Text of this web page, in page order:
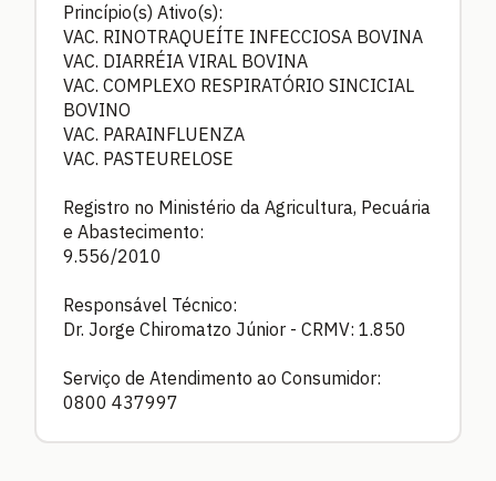
Princípio(s) Ativo(s):
VAC. RINOTRAQUEÍTE INFECCIOSA BOVINA
VAC. DIARRÉIA VIRAL BOVINA
VAC. COMPLEXO RESPIRATÓRIO SINCICIAL
BOVINO
VAC. PARAINFLUENZA
VAC. PASTEURELOSE
Registro no Ministério da Agricultura, Pecuária
e Abastecimento:
9.556/2010
Responsável Técnico:
Dr. Jorge Chiromatzo Júnior - CRMV: 1.850
Serviço de Atendimento ao Consumidor:
0800 437997